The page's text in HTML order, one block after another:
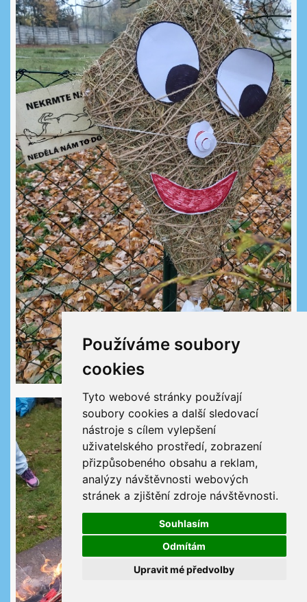
Používáme soubory
cookies
Tyto webové stránky používají
soubory cookies a další sledovací
nástroje s cílem vylepšení
uživatelského prostředí, zobrazení
přizpůsobeného obsahu a reklam,
analýzy návštěvnosti webových
stránek a zjištění zdroje návštěvnosti.
Souhlasím
Odmítám
Upravit mé předvolby